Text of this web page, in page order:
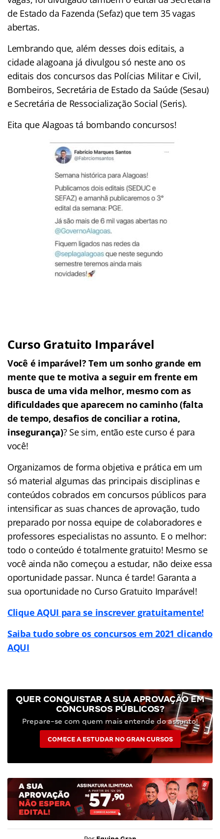
de Estado da Fazenda (Sefaz) que tem 35 vagas
abertas.
Lembrando que, além desses dois editais, a
cidade alagoana já divulgou só neste ano os
editais dos concursos das Polícias Militar e Civil,
Bombeiros, Secretária de Estado da Saúde (Sesau)
e Secretária de Ressocialização Social (Seris).
Eita que Alagoas tá bombando concursos!
Curso Gratuito Imparável
Você é imparável? Tem um sonho grande em
mente que te motiva a seguir em frente em
busca de uma vida melhor, mesmo com as
dificuldades que aparecem no caminho (falta
de tempo, desafios de conciliar a rotina,
insegurança)? Se sim, então este curso é para
você!
Organizamos de forma objetiva e prática em um
só material algumas das principais disciplinas e
conteúdos cobrados em concursos públicos para
intensificar as suas chances de aprovação, tudo
preparado por nossa equipe de colaboradores e
professores especialistas no assunto. E o melhor:
todo o conteúdo é totalmente gratuito! Mesmo se
você ainda não começou a estudar, não deixe essa
oportunidade passar. Nunca é tarde! Garanta a
sua oportunidade no Curso Gratuito Imparável!
Clique AQUI para se inscrever gratuitamente!
Saiba tudo sobre os concursos em 2021 clicando
AQUI
QUER CONQUISTAR A SUA APROVAÇÃO EM
CONCURSOS PÚBLICOS?
Prepare-se com quem mais entende do assunto!
COMECE A ESTUDAR NO GRAN CURSOS